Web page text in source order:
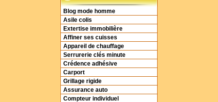
Blog mode homme
Asile colis
Extertise immobilière
Affiner ses cuisses
Appareil de chauffage
Serrurerie clés minute
Crédence adhésive
Carport
Grillage rigide
Assurance auto
Compteur individuel